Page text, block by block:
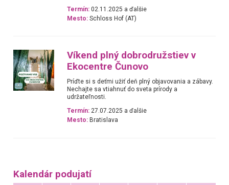
Termín: 02.11.2025 a ďalšie
Mesto: Schloss Hof (AT)
Víkend plný dobrodružstiev v
Ekocentre Čunovo
Príďte si s deťmi užiť deň plný objavovania a zábavy.
Nechajte sa vtiahnuť do sveta prírody a
udržateľnosti.
Termín: 27.07.2025 a ďalšie
Mesto: Bratislava
Kalendár podujatí